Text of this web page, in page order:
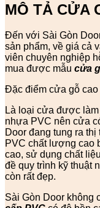
MÔ TẢ CỬA
Đến với Sài Gòn
sản phẩm, về giá cả
viên chuyên nghiệp
mua được mẫu cửa
Đặc điểm cửa gỗ cao
Là loại cửa được
nhựa PVC nên cửa
Door đang tung ra
PVC chất lượng cao
cao, sử dụng chất
đề quy trình kỹ thuật
còn rất đẹp.
Sài Gòn Door không